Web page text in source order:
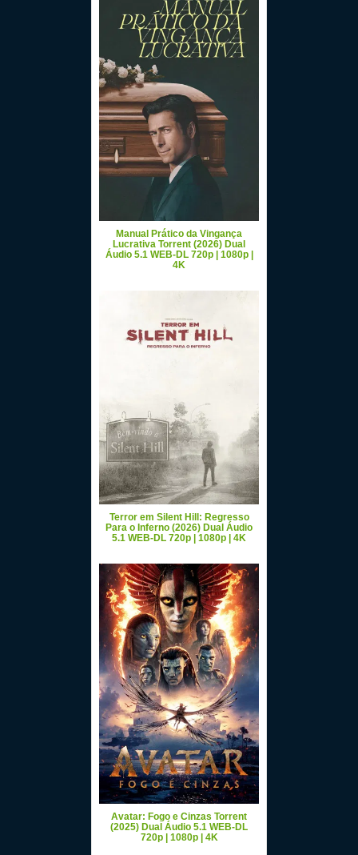
Manual Prático da Vingança
Lucrativa Torrent (2026) Dual
Áudio 5.1 WEB-DL 720p | 1080p |
4K
Terror em Silent Hill: Regresso
Para o Inferno (2026) Dual Áudio
5.1 WEB-DL 720p | 1080p | 4K
Avatar: Fogo e Cinzas Torrent
(2025) Dual Áudio 5.1 WEB-DL
720p | 1080p | 4K